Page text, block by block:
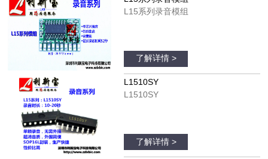
L15系列录音模组
了解详情 >
L1510SY
L1510SY
了解详情 >